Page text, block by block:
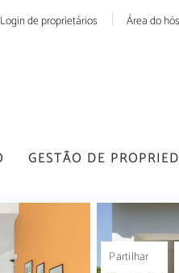
Área do
Login de proprietários
GESTÃO DE
Partilhar